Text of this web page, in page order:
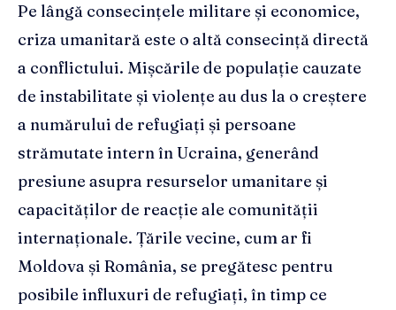
Pe lângă consecințele militare și economice,
criza umanitară este o altă consecință directă
a conflictului. Mișcările de populație cauzate
de instabilitate și violențe au dus la o creștere
a numărului de refugiați și persoane
strămutate intern în Ucraina, generând
presiune asupra resurselor umanitare și
capacităților de reacție ale comunității
internaționale. Țările vecine, cum ar fi
Moldova și România, se pregătesc pentru
posibile influxuri de refugiați, în timp ce